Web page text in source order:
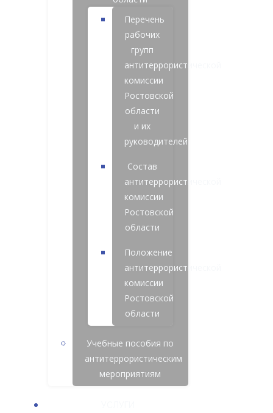
Перечень
рабочих
групп
антитеррористической
комиссии
Ростовской
области
и их
руководителей
Состав
антитеррористической
комиссии
Ростовской
области
Положение
антитеррористической
комиссии
Ростовской
области
Учебные пособия по
антитеррористическим
мероприятиям